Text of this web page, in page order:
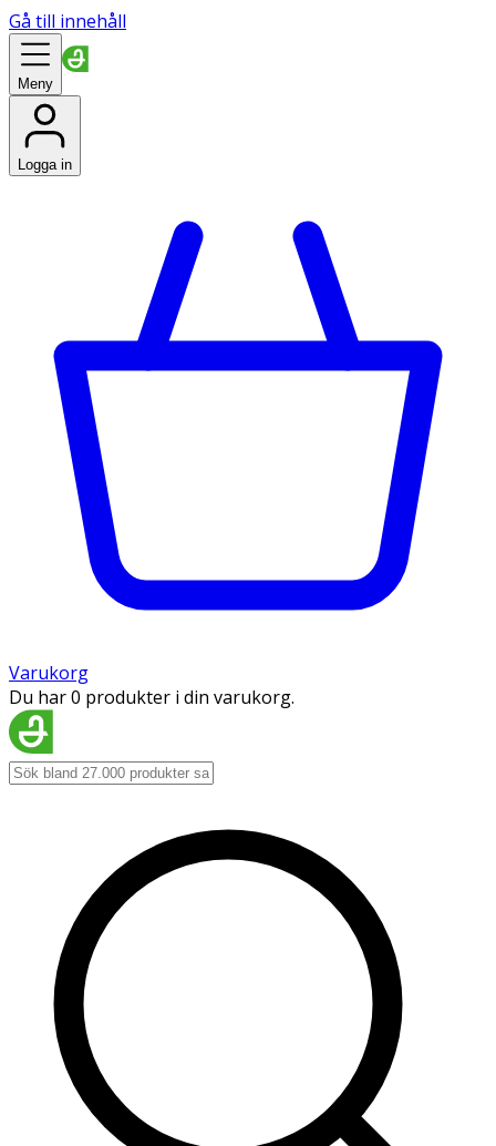
Gå till innehåll
Meny
Logga in
Varukorg
Du har 0 produkter i din varukorg.